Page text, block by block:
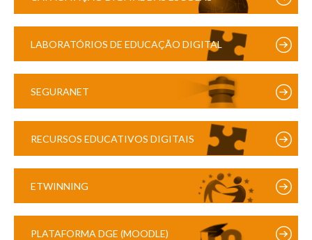
LABORATÓRIOS DE EDUCAÇÃO DIGITAL
SEGURANET
RECURSOS EDUCATIVOS DIGITAIS
ETWINNING
PLATAFORMA DGE (MOODLE)